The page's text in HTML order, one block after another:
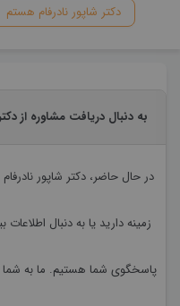
دکتر شاپور نادرفام هستم
به دنبال دریافت مشاوره از
در حال حاضر،دکتر شاپور نادرفام
زمینه دارید یا به دنبال
پاسخگوی شما هستیم. ما به